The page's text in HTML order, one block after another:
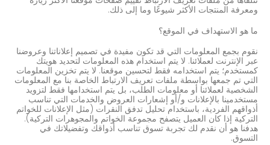
ومعرفة المنتجات الأكثر شيوعًا وما إلى ذلك.
ما هو الاستهداف في الموقع؟
نقوم بجمع المعلومات التي قد تكون مفيدة في تصميم إعلاناتنا وعروضنا
عبر الإنترنت لعملائنا. لا يتم استخدام هذه المعلومات لتحديد هويتك
كمستخدم؛ يتم استخدامه فقط لتحسين موقعنا. لا يتم تخزين المعلومات
التي تم جمعها بواسطة ملفات تعريف الارتباط الخاصة بنا مع المعلومات
الشخصية لعملائنا أو معلومات الطلب، بل يتم استخدامها فقط لتزويد
مستخدمينا بالإعلانات و/أو إشعارات العروض والخدمات التي تناسب
أذواقهم الفردية، باستخدام تحليل تدفق النقرات (مثل الإعلانات للخواتم
التركية إذا كان العميل يتصفح مجموعة الخواتم والمجوهرات التركية).
هدفنا هو أن نقدم لك تجربة تسوق تناسب أذواقك وتفضيلاتك في
التسوق.